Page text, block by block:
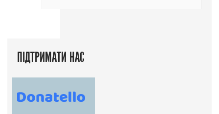
ПІДТРИМАТИ НАС